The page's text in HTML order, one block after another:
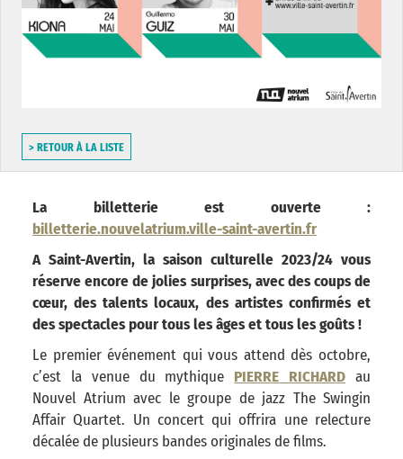
> RETOUR À LA LISTE
La billetterie est ouverte :
billetterie.nouvelatrium.ville-saint-avertin.fr
A Saint-Avertin, la saison culturelle 2023/24 vous
réserve encore de jolies surprises, avec des coups de
cœur, des talents locaux, des artistes confirmés et
des spectacles pour tous les âges et tous les goûts !
Le premier événement qui vous attend dès octobre,
c’est la venue du mythique PIERRE RICHARD au
Nouvel Atrium avec le groupe de jazz The Swingin
Affair Quartet. Un concert qui offrira une relecture
décalée de plusieurs bandes originales de films.